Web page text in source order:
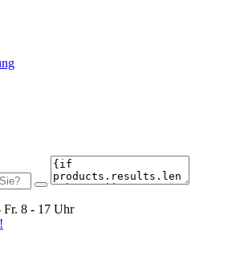
Fr. 8 - 17 Uhr